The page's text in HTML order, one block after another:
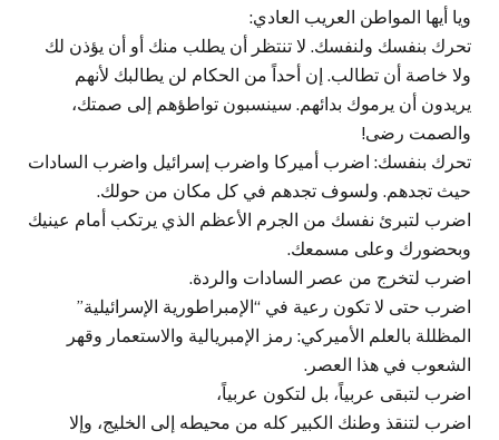
ويا أيها المواطن العريب العادي:
تحرك بنفسك ولنفسك. لا تنتظر أن يطلب منك أو أن يؤذن لك
ولا خاصة أن تطالب. إن أحداً من الحكام لن يطالبك لأنهم
يريدون أن يرموك بدائهم. سينسبون تواطؤهم إلى صمتك،
والصمت رضى!
تحرك بنفسك: اضرب أميركا واضرب إسرائيل واضرب السادات
حيث تجدهم. ولسوف تجدهم في كل مكان من حولك.
اضرب لتبرئ نفسك من الجرم الأعظم الذي يرتكب أمام عينيك
وبحضورك وعلى مسمعك.
اضرب لتخرج من عصر السادات والردة.
اضرب حتى لا تكون رعية في “الإمبراطورية الإسرائيلية”
المظللة بالعلم الأميركي: رمز الإمبريالية والاستعمار وقهر
الشعوب في هذا العصر.
اضرب لتبقى عربياً، بل لتكون عربياً،
اضرب لتنقذ وطنك الكبير كله من محيطه إلى الخليج، وإلا